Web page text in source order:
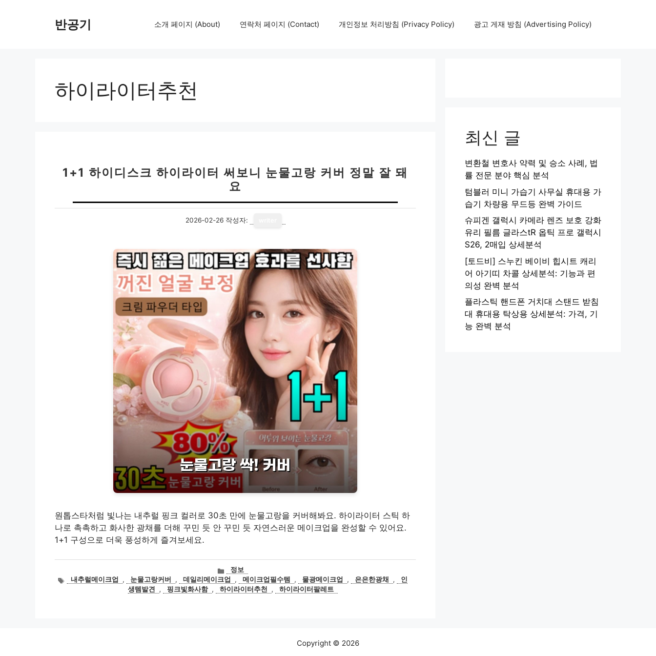
반공기 소개 페이지 (About) 연락처 페이지 (Contact) 개인정보 처리방침 (Privacy Policy) 광고 게재 방침 (Advertising Policy)
하이라이터추천
1+1 하이디스크 하이라이터 써보니 눈물고랑 커버 정말 잘 돼
요
2026-02-26 작성자:
원톱스타처럼 빛나는 내추럴 핑크 컬러로 30초 만에 눈물고랑을 커버해봐요. 하이라이터 스틱 하
나로 촉촉하고 화사한 광채를 더해 꾸민 듯 안 꾸민 듯 자연스러운 메이크업을 완성할 수 있어요.
1+1 구성으로 더욱 풍성하게 즐겨보세요.
카
테
고
정보
태내추럴메이크업 , 눈물고랑커버 , 데일리메이크업 , 메이크업필수템 , 물광메이크업 , 은은한광채 ,
인
생템발견
, 핑크빛화사함 , 하이라이터추천 , 하이라이터팔레트
최신 글
변환철 변호사 약력 및 승소 사례, 법
률 전문 분야 핵심 분석
텀블러 미니 가습기 사무실 휴대용 가
습기 차량용 무드등 완벽 가이드
슈피겐 갤럭시 카메라 렌즈 보호 강화
유리 필름 글라스tR 옵틱 프로 갤럭시
S26, 2매입 상세분석
[토드비] 스누킨 베이비 힙시트 캐리
어 아기띠 차콜 상세분석: 기능과 편
의성 완벽 분석
플라스틱 핸드폰 거치대 스탠드 받침
대 휴대용 탁상용 상세분석: 가격, 기
능 완벽 분석
Copyright © 2026